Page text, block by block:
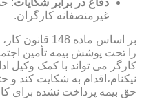
دفاع در برابر شکایات:
غیرمنصفانه کارگران.
بر اساس ماده
را تحت پوشش بیمه تأمین
کارگر می تواند با کمک وکیل
حق بیمه پرداخت نشده برای